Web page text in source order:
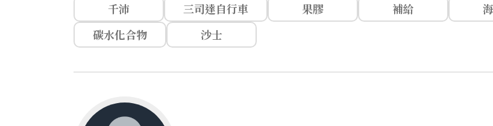
千沛 三司達自行車 果膠 補給
碳水化合物
沙士